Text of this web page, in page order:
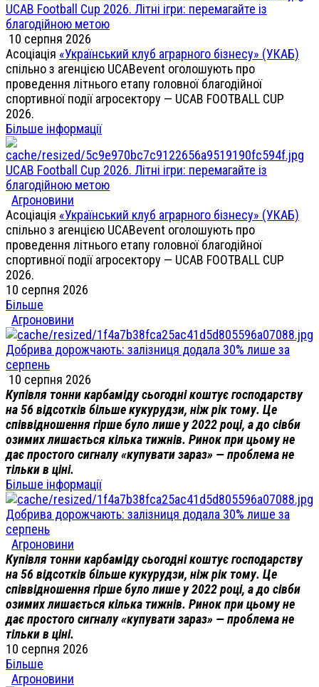
UCAB Football Cup 2026. Літні ігри: перемагайте із
благодійною метою
10 серпня 2026
Асоціація «Український клуб аграрного бізнесу» (УКАБ)
спільно з агенцією UCABevent оголошують про
проведення літнього етапу головної благодійної
спортивної події агросектору — UCAB FOOTBALL CUP
2026.
Більше інформації
UCAB Football Cup 2026. Літні ігри: перемагайте із
благодійною метою
Агроновини
Асоціація «Український клуб аграрного бізнесу» (УКАБ)
спільно з агенцією UCABevent оголошують про
проведення літнього етапу головної благодійної
спортивної події агросектору — UCAB FOOTBALL CUP
2026.
10 серпня 2026
Більше
Агроновини
Добрива дорожчають: залізниця додала 30% лише за
серпень
10 серпня 2026
Купівля тонни карбаміду сьогодні коштує господарству
на 56 відсотків більше кукурудзи, ніж рік тому. Це
співвідношення гірше було лише у 2022 році, а до сівби
озимих лишається кілька тижнів. Ринок при цьому не
дає простого сигналу «купувати зараз» — проблема не
тільки в ціні.
Більше інформації
Добрива дорожчають: залізниця додала 30% лише за
серпень
Агроновини
Купівля тонни карбаміду сьогодні коштує господарству
на 56 відсотків більше кукурудзи, ніж рік тому. Це
співвідношення гірше було лише у 2022 році, а до сівби
озимих лишається кілька тижнів. Ринок при цьому не
дає простого сигналу «купувати зараз» — проблема не
тільки в ціні.
10 серпня 2026
Більше
Агроновини